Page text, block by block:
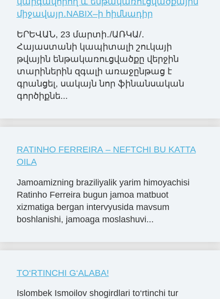
միջավայր․NABIX–ի հիմնադիր
ԵՐԵՎԱՆ, 23 մարտի․/ԱՌԿԱ/․
Հայաստանի կապիտալի շուկայի
թվային ենթակառուցվածքը վերջին
տարիներին զգալի առաջընթաց է
գրանցել, սակայն նոր ֆինանսական
գործիքնե...
RATINHO FERREIRA – NEFTCHI BU KATTA
OILA
Jamoamizning braziliyalik yarim himoyachisi
Ratinho Ferreira bugun jamoa matbuot
xizmatiga bergan intervyusida mavsum
boshlanishi, jamoaga moslashuvi...
TO‘RTINCHI G‘ALABA!
Islombek Ismoilov shogirdlari to‘rtinchi tur